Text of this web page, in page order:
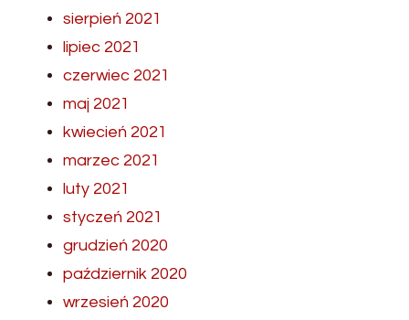
sierpień 2021
lipiec 2021
czerwiec 2021
maj 2021
kwiecień 2021
marzec 2021
luty 2021
styczeń 2021
grudzień 2020
październik 2020
wrzesień 2020